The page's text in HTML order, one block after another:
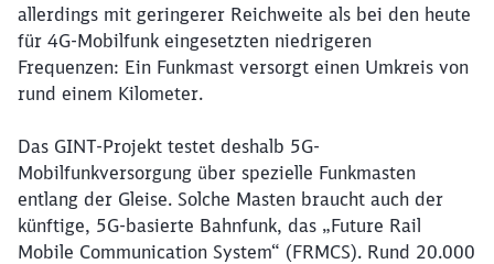
allerdings mit geringerer Reichweite als bei den heute
für 4G-Mobilfunk eingesetzten niedrigeren
Frequenzen: Ein Funkmast versorgt einen Umkreis von
rund einem Kilometer.
Das GINT-Projekt testet deshalb 5G-
Mobilfunkversorgung über spezielle Funkmasten
entlang der Gleise. Solche Masten braucht auch der
künftige, 5G-basierte Bahnfunk, das „Future Rail
Mobile Communication System“ (FRMCS). Rund 20.000